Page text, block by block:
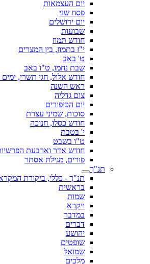
יום העצמאות
פסח שני
יום ירושלים
שבועות
חודש תמוז
י"ז בתמוז, בין המצרים
ט' באב
שבת נחמו, ט"ו באב
חודש אלול, חגי תשרי, ימים
ראש השנה
צום גדליה
יום הכיפורים
סוכות, שמיני עצרת
חודש כסלו, חנוכה
י' בטבת
ט"ו בשבט
חודש אדר וארבעת
פורים, מגילת אסתר
תנ"ך
תנ"ך - כללי, ביקורת
בראשית
שמות
ויקרא
במדבר
דברים
יהושע
שופטים
שמואל
מלכים